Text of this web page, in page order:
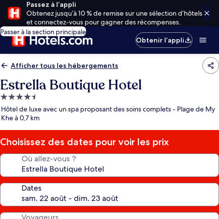
Passez à l’appli
Obtenez jusqu’à 10 % de remise sur une sélection d’hôtels
et connectez-vous pour gagner des récompenses.
Passer à la section principale
Obtenir l’appli
Afficher tous les hébergements
Estrella Boutique Hotel
Hébergement
4.5 étoiles
Hôtel de luxe avec un spa proposant des soins complets - Plage de My
Khe à 0,7 km
Choisissez des dates pour voir les prix
Où allez-vous ?
Dates